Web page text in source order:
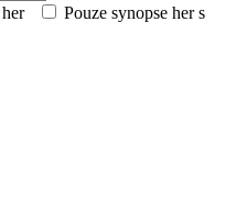
Pouze synopse her s